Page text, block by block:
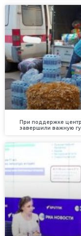
При поддержке
завершили важную